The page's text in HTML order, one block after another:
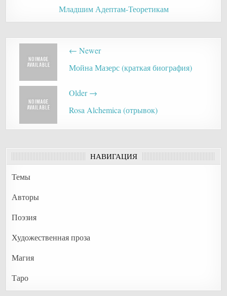
Младшим Адептам-Теоретикам
Post
navigation
← Newer
Мойна Мазерс (краткая биография)
Older →
Rosa Alchemica (отрывок)
НАВИГАЦИЯ
Темы
Авторы
Поэзия
Художественная проза
Магия
Таро